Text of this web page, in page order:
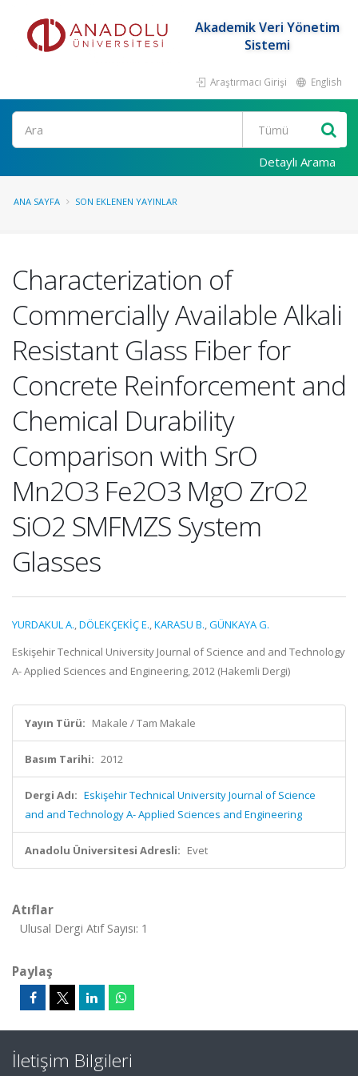
Akademik Veri Yönetim
Sistemi
Araştırmacı Girişi English
Ara
Detaylı Arama
ANA SAYFA SON EKLENEN YAYINLAR
Characterization of
Commercially Available Alkali
Resistant Glass Fiber for
Concrete Reinforcement and
Chemical Durability
Comparison with SrO
Mn2O3 Fe2O3 MgO ZrO2
SiO2 SMFMZS System
Glasses
YURDAKUL A.,DÖLEKÇEKİÇ E.,KARASU B.,GÜNKAYA G.
Eskişehir Technical University Journal of Science and and Technology
A- Applied Sciences and Engineering, 2012 (Hakemli Dergi)
Yayın Türü: Makale / Tam Makale
Basım Tarihi: 2012
Dergi Adı: Eskişehir Technical University Journal of Science
and and Technology A- Applied Sciences and Engineering
Anadolu Üniversitesi Adresli: Evet
Atıflar
Ulusal Dergi Atıf Sayısı: 1
Paylaş
İletişim Bilgileri